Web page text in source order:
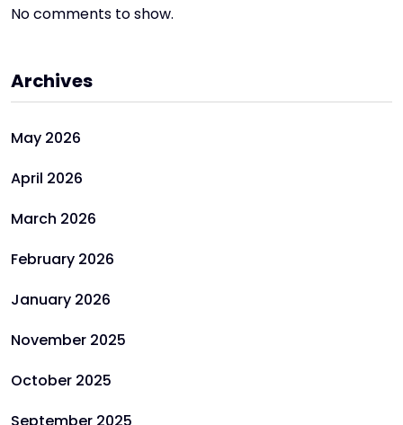
No comments to show.
Archives
May 2026
April 2026
March 2026
February 2026
January 2026
November 2025
October 2025
September 2025